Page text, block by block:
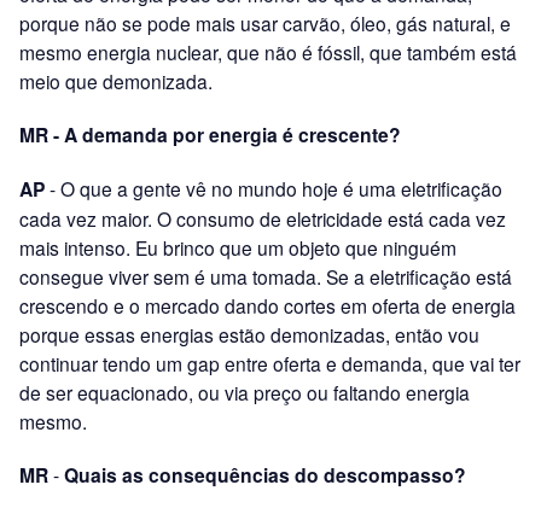
porque não se pode mais usar carvão, óleo, gás natural, e
mesmo energia nuclear, que não é fóssil, que também está
meio que demonizada.
MR - A demanda por energia é crescente?
AP- O que a gente vê no mundo hoje é uma eletrificação
cada vez maior. O consumo de eletricidade está cada vez
mais intenso. Eu brinco que um objeto que ninguém
consegue viver sem é uma tomada. Se a eletrificação está
crescendo e o mercado dando cortes em oferta de energia
porque essas energias estão demonizadas, então vou
continuar tendo um gap entre oferta e demanda, que vai ter
de ser equacionado, ou via preço ou faltando energia
mesmo.
MR-Quais as consequências do descompasso?